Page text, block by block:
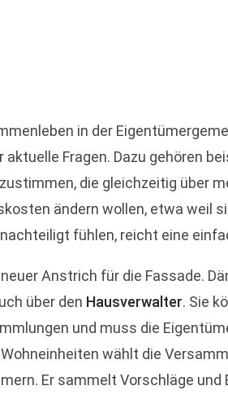
in der
Fragen. Dazu gehören
die gleichzeitig über
ändern wollen, etwa weil
fühlen, reicht eine
Anstrich für die Fassade.
über den Hausverwalter. Sie
und muss die
wählt die
Er sammelt Vorschläge und